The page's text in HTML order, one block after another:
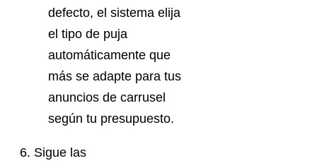
defecto, el sistema elija
el tipo de puja
automáticamente que
más se adapte para tus
anuncios de carrusel
según tu presupuesto.
6. Sigue las